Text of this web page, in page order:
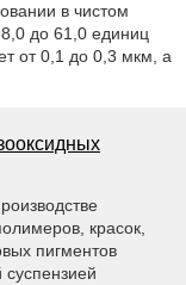
в чистом
до 61,0 единиц
от 0,1 до 0,3 мкм, а
красок,
пигментов